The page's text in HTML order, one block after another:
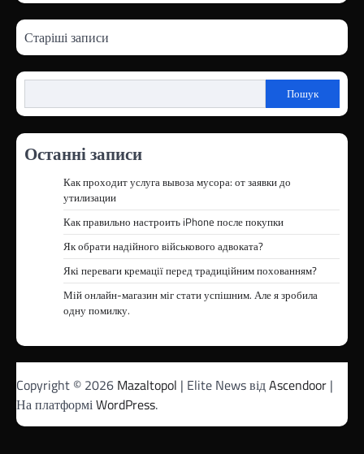
Навігація
записів
Старіші записи
Пошук
Останні записи
Как проходит услуга вывоза мусора: от заявки до
утилизации
Как правильно настроить iPhone после покупки
Як обрати надійного військового адвоката?
Які переваги кремації перед традиційним похованням?
Мій онлайн-магазин міг стати успішним. Але я зробила
одну помилку.
Copyright © 2026 Mazaltopol | Elite News відAscendoor |
На платформіWordPress.